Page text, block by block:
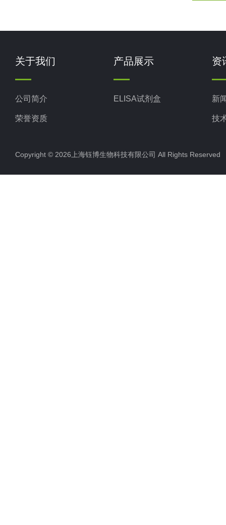
关于我们
公司简介
荣誉资质
产品展示
ELISA试剂盒
资
新
技
Copyright © 2026上海钰博生物科技有限公司 All Rights